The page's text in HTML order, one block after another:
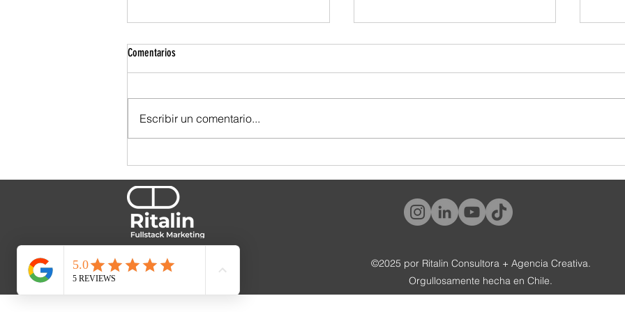
¿Y tú, qué tipo de cliente eres?
Comentarios
Escribir un comentario...
©2025 por Ritalin Consultora + Agencia Creativa.
Orgullosamente hecha en Chile.